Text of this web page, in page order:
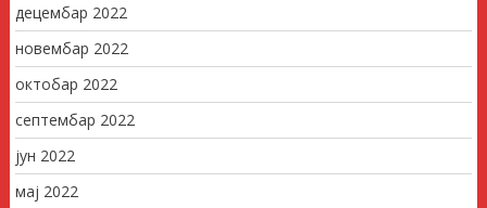
децембар 2022
новембар 2022
октобар 2022
септембар 2022
јун 2022
мај 2022